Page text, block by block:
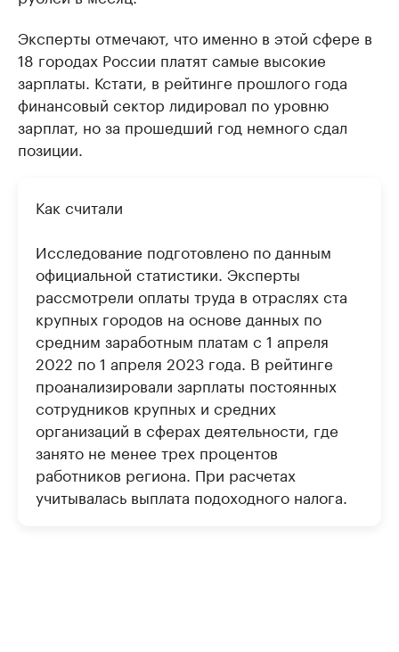
Эксперты отмечают, что именно в этой сфере в
18 городах России платят самые высокие
зарплаты. Кстати, в рейтинге прошлого года
финансовый сектор лидировал по уровню
зарплат, но за прошедший год немного сдал
позиции.
Как считали
Исследование подготовлено по данным
официальной статистики. Эксперты
рассмотрели оплаты труда в отраслях ста
крупных городов на основе данных по
средним заработным платам с 1 апреля
2022 по 1 апреля 2023 года. В рейтинге
проанализировали зарплаты постоянных
сотрудников крупных и средних
организаций в сферах деятельности, где
занято не менее трех процентов
работников региона. При расчетах
учитывалась выплата подоходного налога.